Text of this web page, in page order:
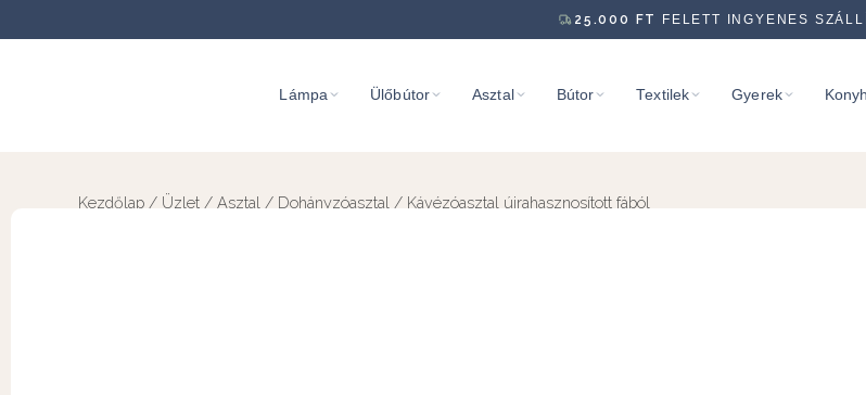
25.000 FT FELETT INGYENES
Lámpa Ülőbútor Asztal Bútor Textilek Gyerek
Kezdőlap / Üzlet / Asztal / Dohányzóasztal / Kávézóasztal újrahasznosított fából